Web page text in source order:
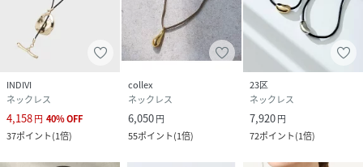
INDIVI
ネックレス
4,158円 40%OFF
37ポイント(1倍)
collex
ネックレス
6,050円
55ポイント(1倍)
23区
ネックレス
7,920円
72ポイント(1倍)